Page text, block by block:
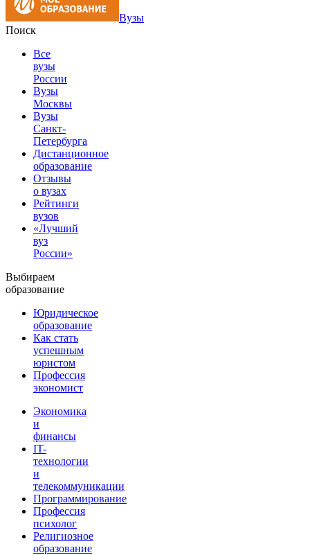
Вузы
Поиск
Все
вузы
России
Вузы
Москвы
Вузы
Санкт-
Петербурга
Дистанционное
образование
Отзывы
о вузах
Рейтинги
вузов
«Лучший
вуз
России»
Выбираем
образование
Юридическое
образование
Как стать
успешным
юристом
Профессия
экономист
Экономика
и
финансы
IT-
технологии
и
телекоммуникации
Программирование
Профессия
психолог
Религиозное
образование